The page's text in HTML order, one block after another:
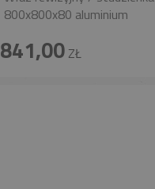
800x800x80 aluminium
841,00ZŁ